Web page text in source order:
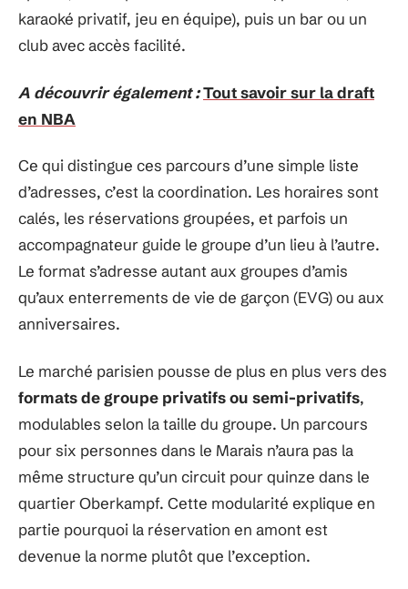
karaoké privatif, jeu en équipe), puis un bar ou un
club avec accès facilité.
A découvrir également :Tout savoir sur la draft
en NBA
Ce qui distingue ces parcours d’une simple liste
d’adresses, c’est la coordination. Les horaires sont
calés, les réservations groupées, et parfois un
accompagnateur guide le groupe d’un lieu à l’autre.
Le format s’adresse autant aux groupes d’amis
qu’aux enterrements de vie de garçon (EVG) ou aux
anniversaires.
Le marché parisien pousse de plus en plus vers des
formats de groupe privatifs ou semi-privatifs,
modulables selon la taille du groupe. Un parcours
pour six personnes dans le Marais n’aura pas la
même structure qu’un circuit pour quinze dans le
quartier Oberkampf. Cette modularité explique en
partie pourquoi la réservation en amont est
devenue la norme plutôt que l’exception.